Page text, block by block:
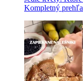
Kompletný